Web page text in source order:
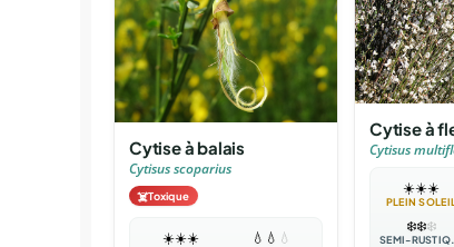
Cytise à balais
Cytisus scoparius
☠️Toxique
☀️☀️☀️ 💧 💧 💧
Cytise à
Cytisus
☀️☀️☀️
PLEIN SOLEIL
❄️❄️❄️